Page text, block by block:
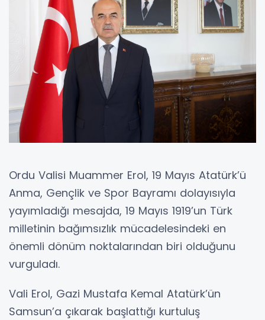
Ordu Valisi Muammer Erol, 19 Mayıs Atatürk’ü
Anma, Gençlik ve Spor Bayramı dolayısıyla
yayımladığı mesajda, 19 Mayıs 1919’un Türk
milletinin bağımsızlık mücadelesindeki en
önemli dönüm noktalarından biri olduğunu
vurguladı.
Vali Erol, Gazi Mustafa Kemal Atatürk’ün
Samsun’a çıkarak başlattığı kurtuluş